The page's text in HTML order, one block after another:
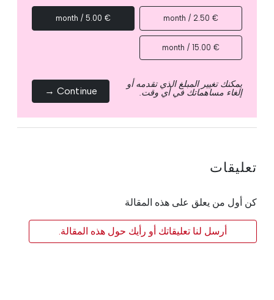
€ 2.50 / month
€ 5.00 / month
€ 15.00 / month
يمكنك تغيير المبلغ الذي تقدمه أو
إلغاء مساهماتك في أي وقت. Continue →
تعليقات
كن أول من يعلق على هذه المقالة
أرسل لنا تعليقاتك أو رأيك حول هذه المقالة.